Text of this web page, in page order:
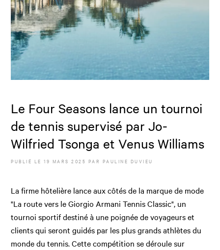
Le Four Seasons lance un tournoi
de tennis supervisé par Jo-
Wilfried Tsonga et Venus Williams
PUBLIÉ LE19 MARS 2025 PAR PAULINE DUVIEU
La firme hôtelière lance aux côtés de la marque de mode
"La route vers le Giorgio Armani Tennis Classic", un
tournoi sportif destiné à une poignée de voyageurs et
clients qui seront guidés par les plus grands athlètes du
monde du tennis. Cette compétition se déroule sur